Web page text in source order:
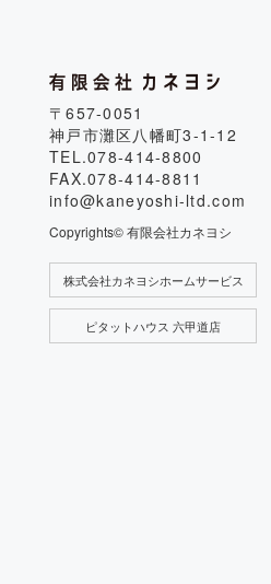
〒657-0051
神戸市灘区八幡町3-1-12
TEL.078-414-8800
FAX.078-414-8811
info@kaneyoshi-ltd.com
Copyrights© 有限会社カネヨシ
株式会社カネヨシホームサービス
ピタットハウス 六甲道店